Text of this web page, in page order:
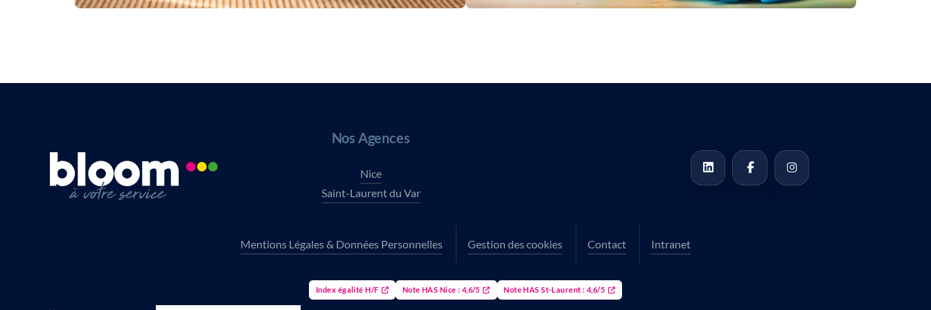
Nos Agences
Nice
Saint-Laurent du Var
Mentions Légales & Données Personnelles Gestion des cookies Contact Intranet
Index égalité H/F Note HAS Nice : 4,6/5 Note HAS St-Laurent : 4,6/5